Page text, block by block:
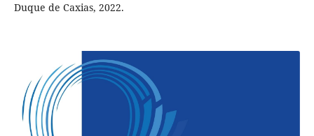
Duque de Caxias, 2022.